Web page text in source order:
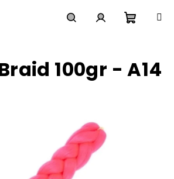
košík
100gr - A14